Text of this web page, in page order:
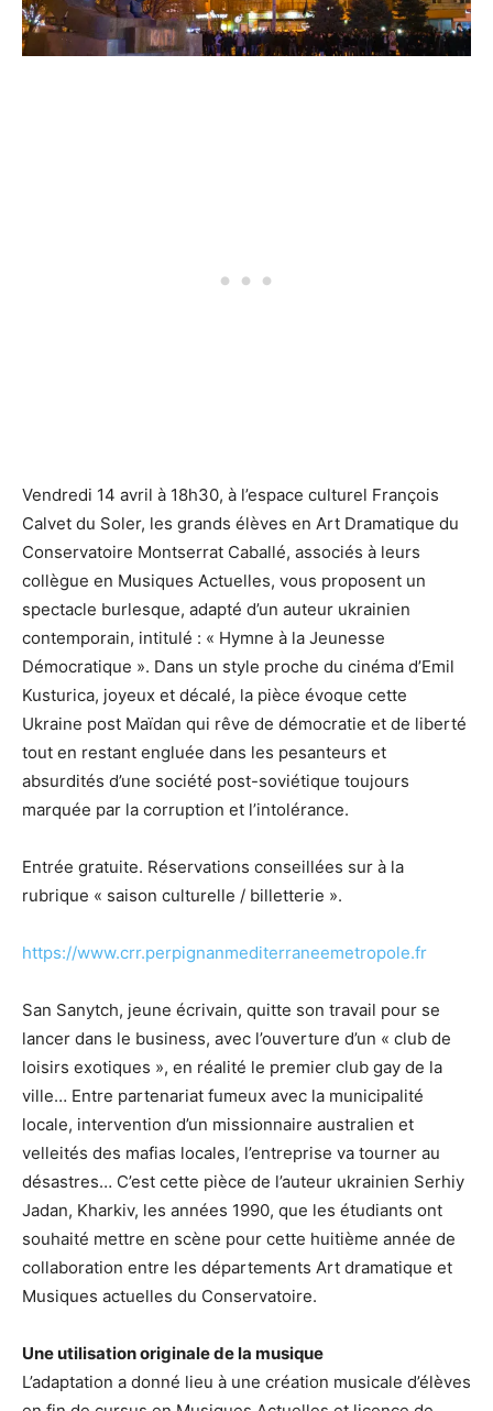
Vendredi 14 avril à 18h30, à l’espace culturel François
Calvet du Soler, les grands élèves en Art Dramatique du
Conservatoire Montserrat Caballé, associés à leurs
collègue en Musiques Actuelles, vous proposent un
spectacle burlesque, adapté d’un auteur ukrainien
contemporain, intitulé : « Hymne à la Jeunesse
Démocratique ». Dans un style proche du cinéma d’Emil
Kusturica, joyeux et décalé, la pièce évoque cette
Ukraine post Maïdan qui rêve de démocratie et de liberté
tout en restant engluée dans les pesanteurs et
absurdités d’une société post-soviétique toujours
marquée par la corruption et l’intolérance.
Entrée gratuite. Réservations conseillées sur à la
rubrique « saison culturelle / billetterie ».
https://www.crr.perpignanmediterraneemetropole.fr
San Sanytch, jeune écrivain, quitte son travail pour se
lancer dans le business, avec l’ouverture d’un « club de
loisirs exotiques », en réalité le premier club gay de la
ville… Entre partenariat fumeux avec la municipalité
locale, intervention d’un missionnaire australien et
velleités des mafias locales, l’entreprise va tourner au
désastres… C’est cette pièce de l’auteur ukrainien Serhiy
Jadan, Kharkiv, les années 1990, que les étudiants ont
souhaité mettre en scène pour cette huitième année de
collaboration entre les départements Art dramatique et
Musiques actuelles du Conservatoire.
Une utilisation originale de la musique
L’adaptation a donné lieu à une création musicale d’élèves